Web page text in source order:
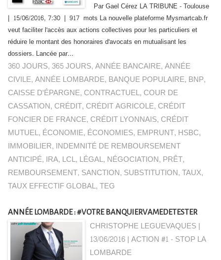
Par Gael Cérez LA TRIBUNE - Toulouse
| 15/06/2016, 7:30 | 917 mots La nouvelle plateforme Mysmartcab.fr
veut faciliter l'accès aux actions collectives pour les particuliers et
réduire le montant des honoraires d'avocats en mutualisant les
dossiers. Lancée par...
360 JOURS, 365 JOURS,ANNÉE BANCAIRE,ANNÉE
CIVILE,ANNÉE LOMBARDE, BANQUE POPULAIRE, BNP,
CAISSE D'ÉPARGNE, CONTRACTUEL, COUR DE
CASSATION, CRÉDIT, CRÉDIT AGRICOLE, CRÉDIT
FONCIER DE FRANCE, CRÉDIT LYONNAIS, CRÉDIT
MUTUEL, ÉCONOMIE, ÉCONOMIES, EMPRUNT, HSBC,
IMMOBILIER, INDEMNITÉ DE REMBOURSEMENT
ANTICIPÉ, IRA, LCL, LÉGAL, NÉGOCIATION, PRÊT,
REMBOURSEMENT, SANCTION, SUBSTITUTION,TAUX,
TAUX EFFECTIF GLOBAL,TEG
ANNÉE LOMBARDE : #VOTRE BANQUIERVAMEDETESTER
CHRISTOPHE LEGUEVAQUES |
13/06/2016|ACTION #1 - STOP LA
LOMBARDE